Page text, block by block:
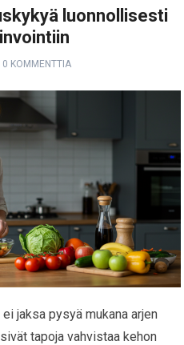
luonnollisesti
0 KOMMENTTIA
jaksa pysyä mukana arjen
tapoja vahvistaa kehon